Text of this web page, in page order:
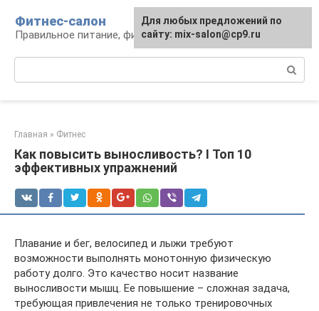
контенту
Фитнес-салон
Правильное питание, фитнес, образ жизни
Главная » Фитнес
Как повысить выносливость? I Топ 10
эффективных упражнений
Плавание и бег, велосипед и лыжи требуют
возможности выполнять монотонную физическую
работу долго. Это качество носит название
выносливости мышц. Ее повышение – сложная задача,
требующая привлечения не только тренировочных
Для любых предложений по
сайту: mix-salon@cp9.ru